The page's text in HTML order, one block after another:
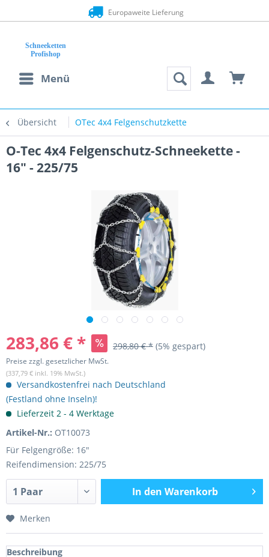
Europaweite Lieferung
Menü
Übersicht OTec 4x4 Felgenschutzkette
O-Tec 4x4 Felgenschutz-Schneekette -
16" - 225/75
283,86 € * 298,80 € * (5% gespart)
Preise zzgl. gesetzlicher MwSt.
(337,79 € inkl. 19% MwSt.)
Versandkostenfrei nach Deutschland
(Festland ohne Inseln)!
Lieferzeit 2 - 4 Werktage
Artikel-Nr.: OT10073
Für Felgengröße: 16"
Reifendimension: 225/75
In den Warenkorb
Merken
Beschreibung